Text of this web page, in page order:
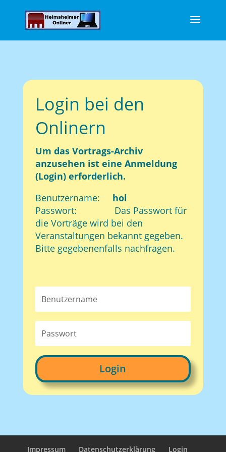
Login bei den
Onlinern
Um das Vortrags-Archiv
anzusehen ist eine Anmeldung
(Login) erforderlich.
Benutzername:
hol
Passwort: Das Passwort für
die Vorträge wird bei den
Veranstaltungen bekannt gegeben.
Bitte gegebenenfalls nachfragen.
Login
Impressum Datenschutzerklärung Login